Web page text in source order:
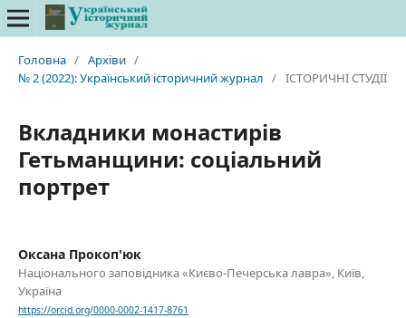
Головна / Архіви /
№ 2 (2022): Український історичний журнал / ІСТОРИЧНІ СТУДІЇ
Вкладники монастирів
Гетьманщини: соціальний
портрет
Оксана Прокоп'юк
Національного заповідника «Києво-Печерська лавра», Київ,
Україна
https://orcid.org/0000-0002-1417-8761